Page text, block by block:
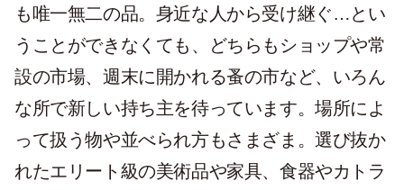
も唯一無二の品。身近な人から受け継ぐ…とい
うことができなくても、どちらもショップや常
設の市場、週末に開かれる蚤の市など、いろん
な所で新しい持ち主を待っています。場所によ
って扱う物や並べられ方もさまざま。選び抜か
れたエリート級の美術品や家具、食器やカトラ